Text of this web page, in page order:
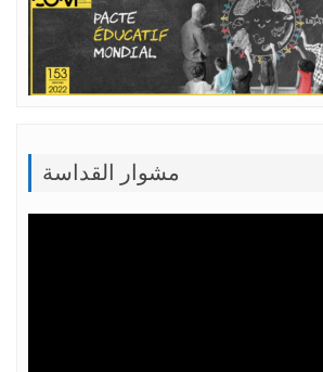
مشوار القداسة